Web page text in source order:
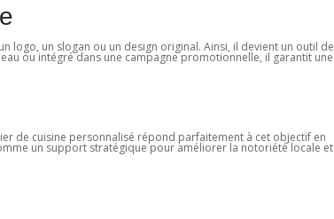
logo, un slogan ou un design original. Ainsi, il devient un outil de
ou intégré dans une campagne promotionnelle, il garantit une
de cuisine personnalisé répond parfaitement à cet objectif en
un support stratégique pour améliorer la notoriété locale et